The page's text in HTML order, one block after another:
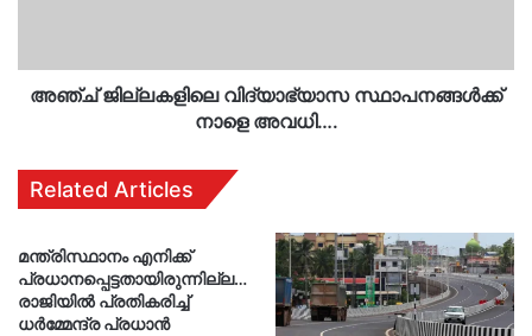
അഞ്ച് ജില്ലകളിലെ വിദ്യാഭ്യാസ സ്ഥാപനങ്ങൾക്ക്
നാളെ അവധി….
Related Articles
മന്ത്രിസ്ഥാനം എനിക്ക്
പ്രധാനപ്പെട്ടതായിരുന്നില്ല…
രാജിയിൽ പ്രതികരിച്ച്
ധർമ്മേന്ദ്ര പ്രധാൻ